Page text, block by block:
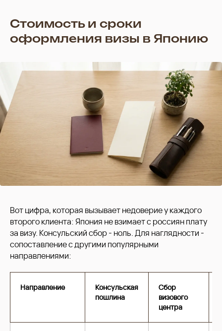
Стоимость и сроки
оформления визы в Японию
Вот цифра, которая вызывает недоверие у каждого
второго клиента: Япония не взимает с россиян плату
за визу. Консульский сбор - ноль. Для наглядности -
сопоставление с другими популярными
направлениями:
Направление
Консульская
пошлина
Сбор
визового
центра